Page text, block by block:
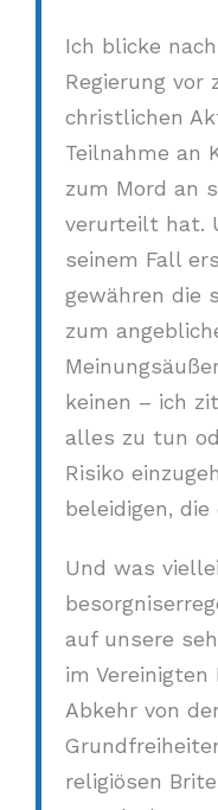
Ich blicke
Regierung vor
christlichen
Teilnahme an
zum Mord an
verurteilt hat.
seinem Fall
gewähren die
zum
keinen – ich
alles zu tun
Risiko
beleidigen,
Und was
auf unsere
im Vereinigten
Abkehr von
religiösen